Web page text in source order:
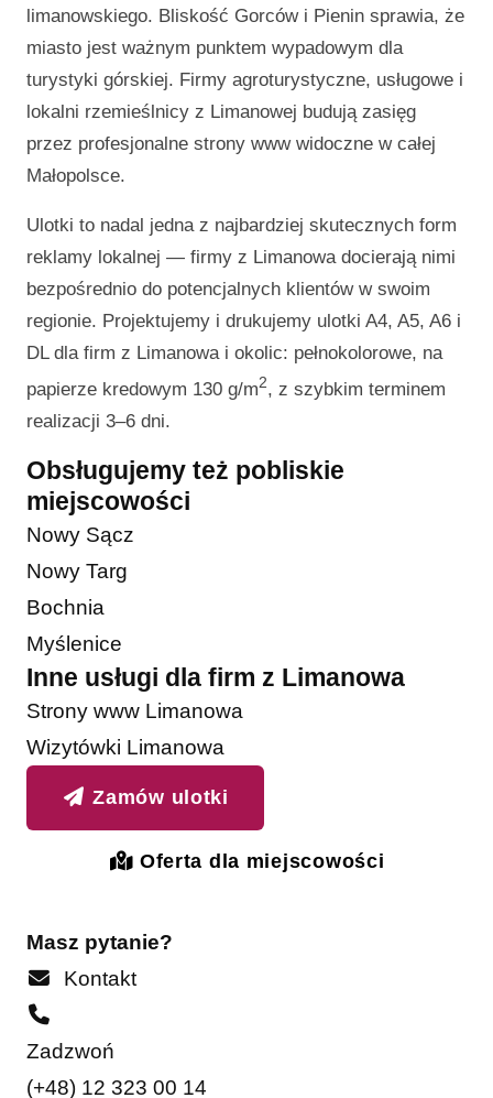
limanowskiego. Bliskość Gorców i Pienin sprawia, że
miasto jest ważnym punktem wypadowym dla
turystyki górskiej. Firmy agroturystyczne, usługowe i
lokalni rzemieślnicy z Limanowej budują zasięg
przez profesjonalne strony www widoczne w całej
Małopolsce.
Ulotki to nadal jedna z najbardziej skutecznych form
reklamy lokalnej — firmy z Limanowa docierają nimi
bezpośrednio do potencjalnych klientów w swoim
regionie. Projektujemy i drukujemy ulotki A4, A5, A6 i
DL dla firm z Limanowa i okolic: pełnokolorowe, na
papierze kredowym 130 g/m2, z szybkim terminem
realizacji 3–6 dni.
Obsługujemy też pobliskie
miejscowości
Nowy Sącz
Nowy Targ
Bochnia
Myślenice
Inne usługi dla firm z Limanowa
Strony www Limanowa
Wizytówki Limanowa
Zamów ulotki
Oferta dla miejscowości
Masz pytanie?
Kontakt
Zadzwoń
(+48) 12 323 00 14